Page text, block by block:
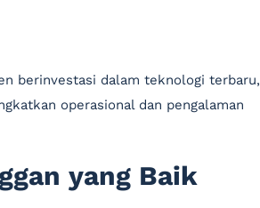
berinvestasi dalam teknologi terbaru,
operasional dan pengalaman
yang Baik